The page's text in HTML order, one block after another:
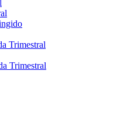
Trimestral
Trimestral